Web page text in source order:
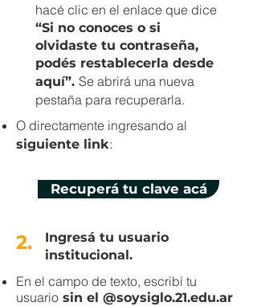
hacé clic en el enlace que dice
“Si no conoces o si
olvidaste tu contraseña,
podés restablecerla desde
aquí”. Se abrirá una nueva
pestaña para recuperarla.
O directamente ingresando al
siguiente link:
Recuperá tu clave acá
2.
Ingresá tu usuario
institucional.
En el campo de texto, escribí tu
usuario sin el @soysiglo.21.edu.ar